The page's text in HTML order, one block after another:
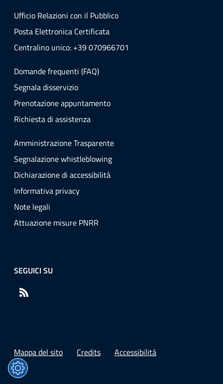
Ufficio Relazioni con il Pubblico
Posta Elettronica Certificata
Centralino unico: +39 070966701
Domande frequenti (FAQ)
Segnala disservizio
Prenotazione appuntamento
Richiesta di assistenza
Amministrazione Trasparente
Segnalazione whistleblowing
Dichiarazione di accessibilità
Informativa privacy
Note legali
Attuazione misure PNRR
SEGUICI SU
Mappa del sito Credits Accessibilità